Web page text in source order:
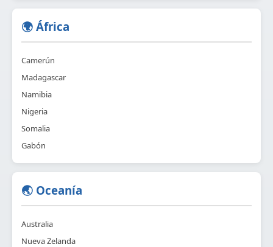
🌍 África
Camerún
Madagascar
Namibia
Nigeria
Somalia
Gabón
🌏 Oceanía
Australia
Nueva Zelanda